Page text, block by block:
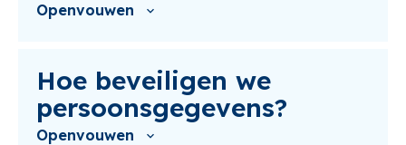
Openvouwen
Hoe beveiligen we
persoonsgegevens?
Openvouwen